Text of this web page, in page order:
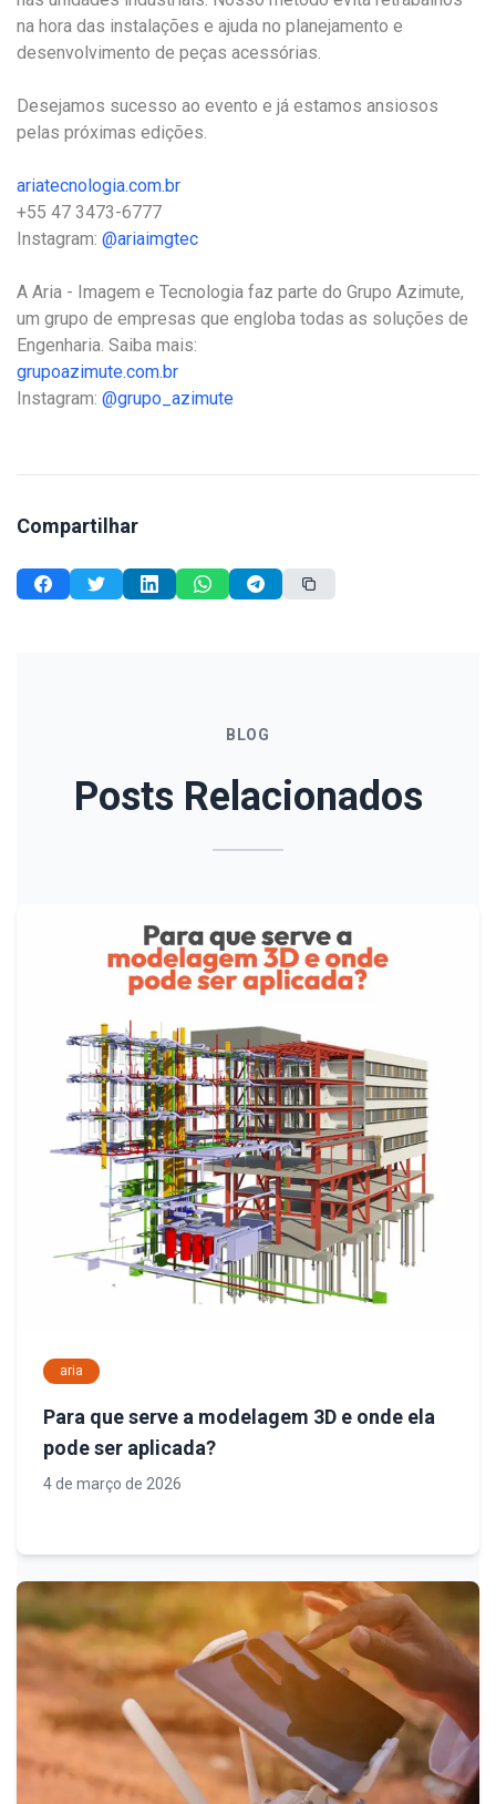
na hora das instalações e ajuda no planejamento e
desenvolvimento de peças acessórias.
Desejamos sucesso ao evento e já estamos ansiosos
pelas próximas edições.
ariatecnologia.com.br
+55 47 3473-6777
Instagram: @ariaimgtec
A Aria - Imagem e Tecnologia faz parte do Grupo Azimute,
um grupo de empresas que engloba todas as soluções de
Engenharia. Saiba mais:
grupoazimute.com.br
Instagram: @grupo_azimute
Compartilhar
BLOG
Posts Relacionados
aria
Para que serve a modelagem 3D e onde ela
pode ser aplicada?
4 de março de 2026